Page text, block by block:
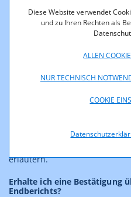
Diese Website verwendet
und zu Ihren Rechten als
ALLEN
NUR TECHNISCH
COOKIE
halten, empfiehlt es sich,
gesammelt einzureichen und
Abänderungsansuchen
Einreichung telefonisch
Wie sind Abweichungen im
ersichtlich werden, sind im
erläutern.
Erhalte ich eine Bestätigung
Endberichts?